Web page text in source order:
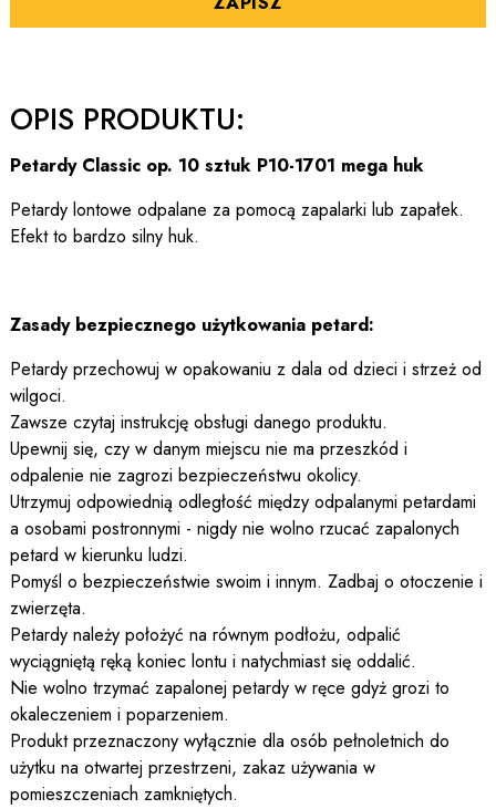
OPIS PRODUKTU:
Petardy Classic op. 10 sztuk P10-1701 mega huk
Petardy lontowe odpalane za pomocą zapalarki lub zapałek.
Efekt to bardzo silny huk.
Zasady bezpiecznego użytkowania petard:
Petardy przechowuj w opakowaniu z dala od dzieci i strzeż od
wilgoci.
Zawsze czytaj instrukcję obsługi danego produktu.
Upewnij się, czy w danym miejscu nie ma przeszkód i
odpalenie nie zagrozi bezpieczeństwu okolicy.
Utrzymuj odpowiednią odległość między odpalanymi petardami
a osobami postronnymi - nigdy nie wolno rzucać zapalonych
petard w kierunku ludzi.
Pomyśl o bezpieczeństwie swoim i innym. Zadbaj o otoczenie i
zwierzęta.
Petardy należy położyć na równym podłożu, odpalić
wyciągniętą ręką koniec lontu i natychmiast się oddalić.
Nie wolno trzymać zapalonej petardy w ręce gdyż grozi to
okaleczeniem i poparzeniem.
Produkt przeznaczony wyłącznie dla osób pełnoletnich do
użytku na otwartej przestrzeni, zakaz używania w
pomieszczeniach zamkniętych.